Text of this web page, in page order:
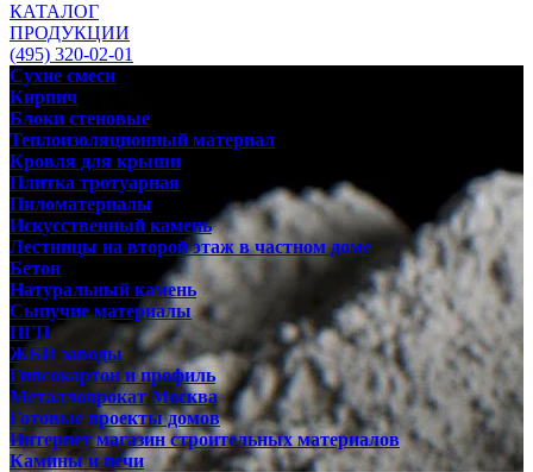
КАТАЛОГ
ПРОДУКЦИИ
(495) 320-02-01
Сухие смеси
Кирпич
Блоки стеновые
Теплоизоляционный материал
Кровля для крыши
Плитка тротуарная
Пиломатериалы
Искусственный камень
Лестницы на второй этаж в частном доме
Бетон
Натуральный камень
Сыпучие материалы
ПГП
ЖБИ заводы
Гипсокартон и профиль
Металлопрокат Москва
Готовые проекты домов
Интернет магазин строительных материалов
Камины и печи